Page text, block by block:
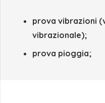
prova vibrazioni
vibrazionale);
prova pioggia;